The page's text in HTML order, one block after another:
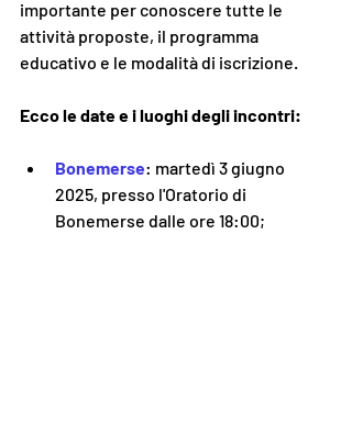
importante per conoscere tutte le
attività proposte, il programma
educativo e le modalità di iscrizione.
Ecco le date e i luoghi degli incontri:
Bonemerse: martedì 3 giugno
2025, presso l'Oratorio di
Bonemerse dalle ore 18:00;